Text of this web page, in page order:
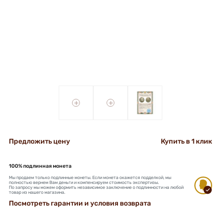
+ +
Предложить цену Купить в 1 клик
100% подлинная монета
Мы продаем только подлинные монеты. Если монета окажется подделкой, мы
полностью вернем Вам деньги и компенсируем стоимость экспертизы.
По запросу мы можем оформить независимое заключение о подлинности на любой
товар из нашего магазина.
Посмотреть гарантии и условия возврата